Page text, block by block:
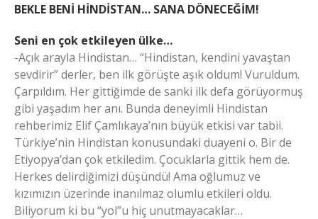
BEKLE BENİ HİNDİSTAN… SANA DÖNECEĞİM!
Seni en çok etkileyen ülke…
-Açık arayla Hindistan… “Hindistan, kendini yavaştan
sevdirir” derler, ben ilk görüşte aşık oldum! Vuruldum.
Çarpıldım. Her gittiğimde de sanki ilk defa görüyormuş
gibi yaşadım her anı. Bunda deneyimli Hindistan
rehberimiz Elif Çamlıkaya’nın büyük etkisi var tabii.
Türkiye’nin Hindistan konusundaki duayeni o. Bir de
Etiyopya’dan çok etkiledim. Çocuklarla gittik hem de.
Herkes delirdiğimizi düşündü! Ama oğlumuz ve
kızımızın üzerinde inanılmaz olumlu etkileri oldu.
Biliyorum ki bu “yol”u hiç unutmayacaklar…